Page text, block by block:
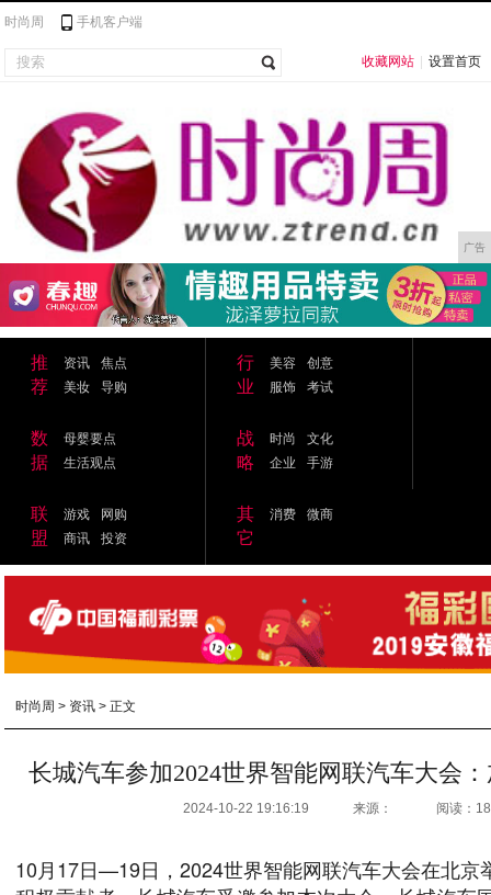
时尚周 手机客户端
收藏网站 设置首页
广告
推
荐
资讯
焦点
美妆
导购
行
业
美容
创意
服饰
考试
数
据
母婴要点
生活观点
战
略
时尚
文化
企业
手游
联
盟
游戏
网购
商讯
投资
其
它
消费 微商
时尚周 > 资讯 > 正文
长城汽车参加2024世界智能网联汽车大会
2024-10-22 19:16:19 来源： 阅读：
10月17日—19日，2024世界智能网联汽车大会在北京